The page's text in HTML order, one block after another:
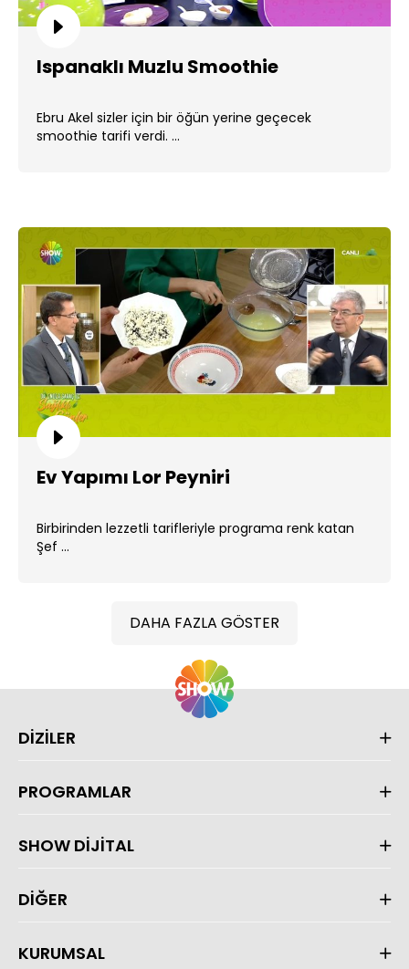
Ispanaklı Muzlu Smoothie
Ebru Akel sizler için bir öğün yerine geçecek
smoothie tarifi verdi. ...
Ev Yapımı Lor Peyniri
Birbirinden lezzetli tarifleriyle programa renk katan
Şef ...
DAHA FAZLA GÖSTER
DİZİLER
PROGRAMLAR
SHOW DİJİTAL
DİĞER
KURUMSAL